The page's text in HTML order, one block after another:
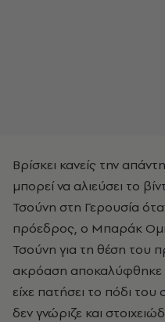
Βρίσκει κανείς την
μπορεί να αλιεύσει το
Τσούνη στη Γερουσία
πρόεδρος, ο Μπαράκ
Τσούνη για τη θέση του
ακρόαση αποκαλύφθηκε
είχε πατήσει το πόδι
δεν γνώριζε και